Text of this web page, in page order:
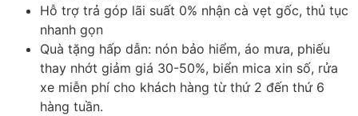
Hỗ trợ trả góp lãi suất 0% nhận cà vẹt gốc, thủ tục
nhanh gọn
Quà tặng hấp dẫn: nón bảo hiểm, áo mưa, phiếu
thay nhớt giảm giá 30-50%, biển mica xin số, rửa
xe miễn phí cho khách hàng từ thứ 2 đến thứ 6
hàng tuần.